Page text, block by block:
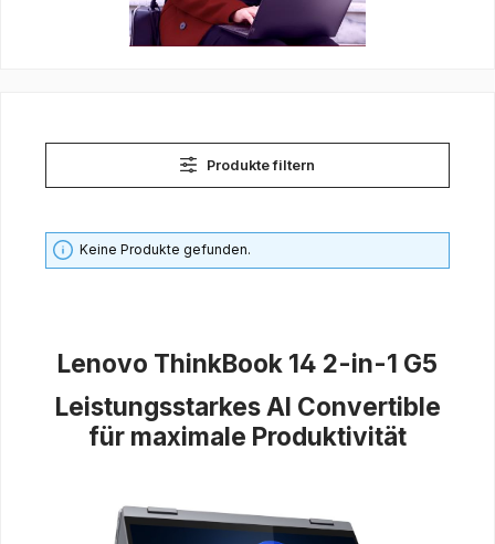
Produkte filtern
Keine Produkte gefunden.
Lenovo ThinkBook 14 2-in-1 G5
Leistungsstarkes AI Convertible
für maximale Produktivität